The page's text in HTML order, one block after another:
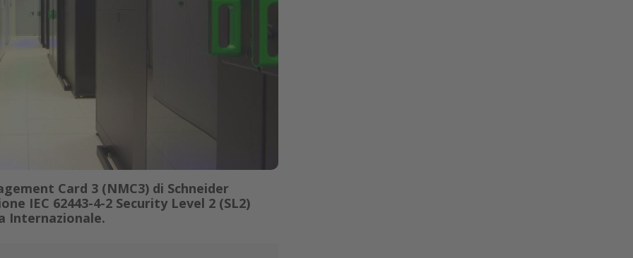
Card 3 (NMC3) di Schneider
IEC 62443-4-2 Security Level 2 (SL2)
Internazionale.